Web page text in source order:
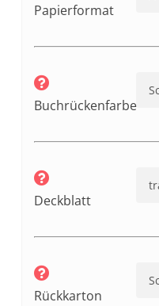
Papierformat
Buchrückenfarbe
Deckblatt
Rückkarton